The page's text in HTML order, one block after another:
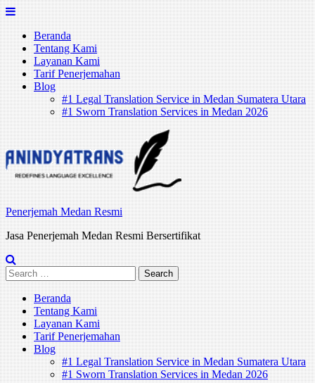
Skip
to
contentBeranda
Tentang Kami
Layanan Kami
Tarif Penerjemahan
Blog
#1 Legal Translation Service in Medan Sumatera Utara
#1 Sworn Translation Services in Medan 2026
Penerjemah Medan Resmi
Jasa Penerjemah Medan Resmi Bersertifikat
Search
for:
Beranda
Tentang Kami
Layanan Kami
Tarif Penerjemahan
Blog
#1 Legal Translation Service in Medan Sumatera Utara
#1 Sworn Translation Services in Medan 2026